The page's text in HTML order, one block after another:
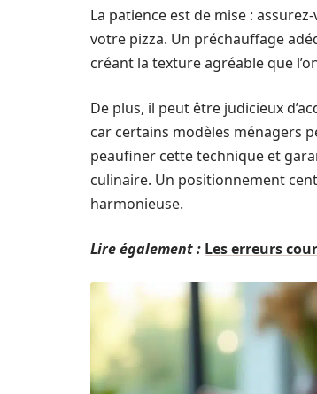
La patience est de mise :
votre pizza. Un préchauffage
créant la texture agréable que
De plus, il peut être judicieux
car certains modèles ménagers
peaufiner cette technique et
culinaire. Un positionnement
harmonieuse.
Lire également : Les erreurs